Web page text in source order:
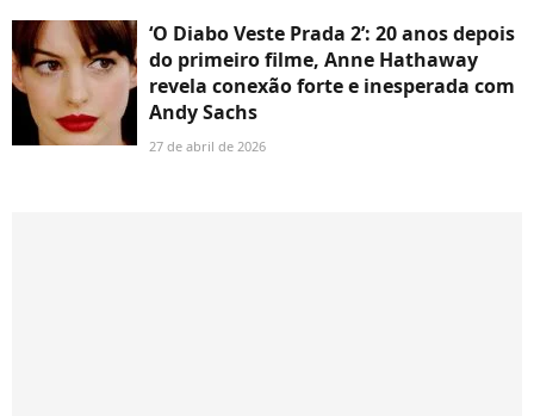
‘O Diabo Veste Prada 2’: 20 anos depois
do primeiro filme, Anne Hathaway
revela conexão forte e inesperada com
Andy Sachs
27 de abril de 2026